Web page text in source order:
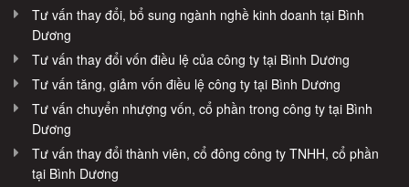
Tư vấn thay đổi, bổ sung ngành nghề kinh doanh tại Bình
Dương
Tư vấn thay đổi vốn điều lệ của công ty tại Bình Dương
Tư vấn tăng, giảm vốn điều lệ công ty tại Bình Dương
Tư vấn chuyển nhượng vốn, cổ phần trong công ty tại Bình
Dương
Tư vấn thay đổi thành viên, cổ đông công ty TNHH, cổ phần
tại Bình Dương